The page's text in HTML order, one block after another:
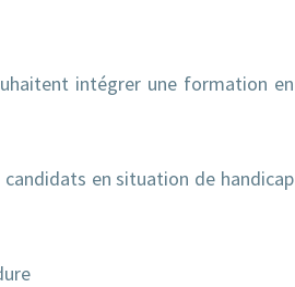
intégrer une formation en
en situation de handicap